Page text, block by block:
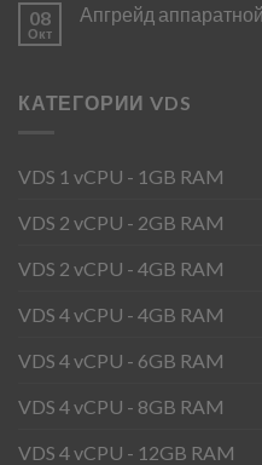
08
Окт
Апгрейд
КАТЕГОРИИ VDS
VDS 1 vCPU - 1GB RAM
VDS 2 vCPU - 2GB RAM
VDS 2 vCPU - 4GB RAM
VDS 4 vCPU - 4GB RAM
VDS 4 vCPU - 6GB RAM
VDS 4 vCPU - 8GB RAM
VDS 4 vCPU - 12GB RAM